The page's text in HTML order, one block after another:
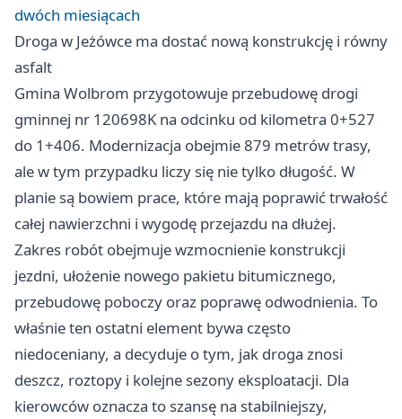
dwóch miesiącach
Droga w Jeżówce ma dostać nową konstrukcję i równy
asfalt
Gmina Wolbrom przygotowuje przebudowę drogi
gminnej nr 120698K na odcinku od kilometra 0+527
do 1+406. Modernizacja obejmie 879 metrów trasy,
ale w tym przypadku liczy się nie tylko długość. W
planie są bowiem prace, które mają poprawić trwałość
całej nawierzchni i wygodę przejazdu na dłużej.
Zakres robót obejmuje wzmocnienie konstrukcji
jezdni, ułożenie nowego pakietu bitumicznego,
przebudowę poboczy oraz poprawę odwodnienia. To
właśnie ten ostatni element bywa często
niedoceniany, a decyduje o tym, jak droga znosi
deszcz, roztopy i kolejne sezony eksploatacji. Dla
kierowców oznacza to szansę na stabilniejszy,